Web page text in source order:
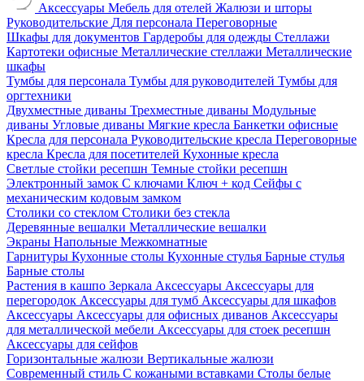
Аксессуары Мебель для отелей Жалюзи и шторы
Руководительские Для персонала Переговорные
Шкафы для документов Гардеробы для одежды Стеллажи
Картотеки офисные Металлические стеллажи Металлические
шкафы
Тумбы для персонала Тумбы для руководителей Тумбы для
оргтехники
Двухместные диваны Трехместные диваны Модульные
диваны Угловые диваны Мягкие кресла Банкетки офисные
Кресла для персонала Руководительские кресла Переговорные
кресла Кресла для посетителей Кухонные кресла
Светлые стойки ресепшн Темные стойки ресепшн
Электронный замок С ключами Ключ + код Сейфы с
механическим кодовым замком
Столики со стеклом Столики без стекла
Деревянные вешалки Металлические вешалки
Экраны Напольные Межкомнатные
Гарнитуры Кухонные столы Кухонные стулья Барные стулья
Барные столы
Растения в кашпо Зеркала Аксессуары Аксессуары для
перегородок Аксессуары для тумб Аксессуары для шкафов
Аксессуары Аксессуары для офисных диванов Аксессуары
для металлической мебели Аксессуары для стоек ресепшн
Аксессуары для сейфов
Горизонтальные жалюзи Вертикальные жалюзи
Современный стиль С кожаными вставками Столы белые